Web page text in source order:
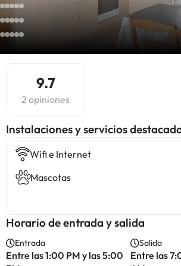
9.7
2 opiniones
Instalaciones y servicios
Wifi e Internet
Mascotas
Horario de entrada y salida
Entrada
Entre las 1:00 PM y las 5:00
Salida
Entre las